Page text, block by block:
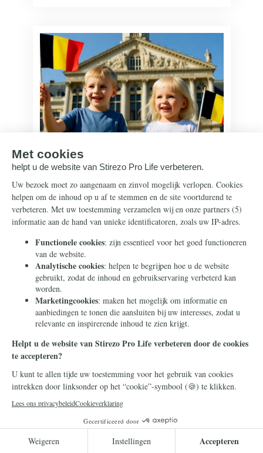
Abortus
Belgische regering wil
abortustermijn verruimen
De Belgische regering wil de
abortustermijn verlengen. Dat bericht
de Vlaamse publieke omroep VRT. Voor
linkse partijen gaat het voorstel lang
niet ver genoeg.
Lees meer